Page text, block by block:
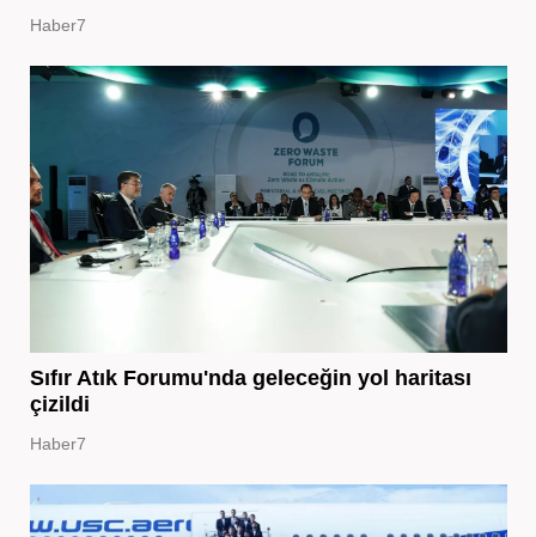
Haber7
Sıfır Atık Forumu'nda geleceğin yol haritası
çizildi
Haber7